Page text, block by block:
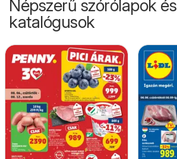
Népszerű szórólapok és
katalógusok